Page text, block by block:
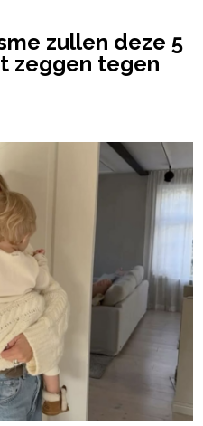
zullen deze 5
zeggen tegen